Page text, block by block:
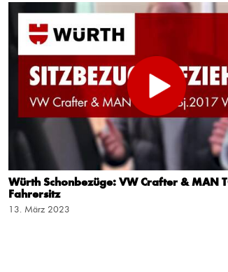
Würth Schonbezüge: VW Crafter & MAN
Fahrersitz
13. März 2023